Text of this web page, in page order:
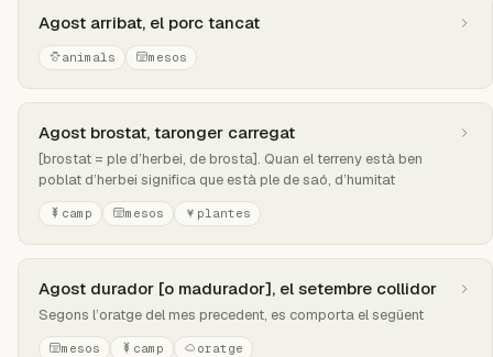
Agost arribat, el porc tancat
animals mesos
Agost brostat, taronger carregat
[brostat = ple d’herbei, de brosta]. Quan el terreny està ben
poblat d’herbei significa que està ple de saó, d’humitat
camp mesos plantes
Agost durador [o madurador], el setembre collidor
Segons l’oratge del mes precedent, es comporta el següent
mesos camp oratge